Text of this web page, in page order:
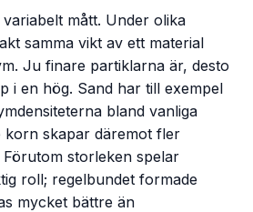
mått. Under olika
samma vikt av ett material
Ju finare partiklarna är, desto
i en hög. Sand har till exempel
bland vanliga
korn skapar däremot fler
storleken spelar
roll; regelbundet formade
mycket bättre än